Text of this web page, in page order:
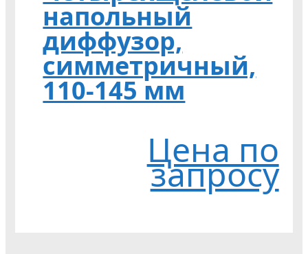
напольный
диффузор,
симметричный,
110-145 мм
Цена по
запросу